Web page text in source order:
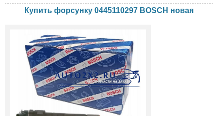
Купить форсунку 0445110297 BOSCH новая